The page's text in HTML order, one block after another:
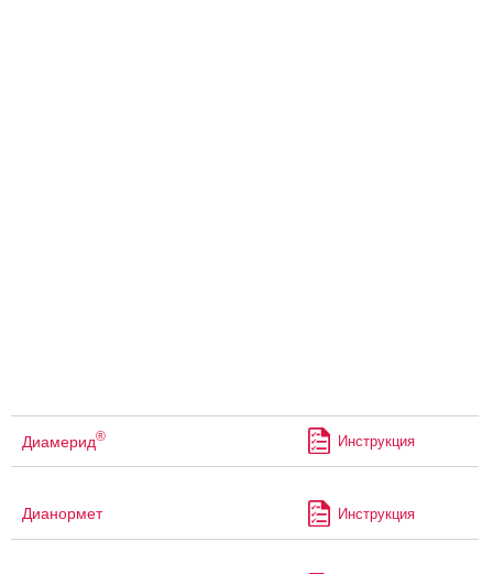
Диамерид® Инструкция
Дианормет Инструкция